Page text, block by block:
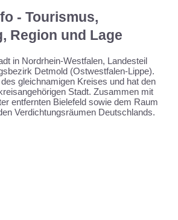
- Tourismus,
Region und Lage
in Nordrhein-Westfalen, Landesteil
Detmold (Ostwestfalen-Lippe).
gleichnamigen Kreises und hat den
Stadt. Zusammen mit
entfernten Bielefeld sowie dem Raum
Verdichtungsräumen Deutschlands.